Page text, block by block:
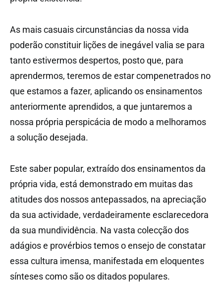
As mais casuais circunstâncias da nossa vida
poderão constituir lições de inegável valia se para
tanto estivermos despertos, posto que, para
aprendermos, teremos de estar compenetrados no
que estamos a fazer, aplicando os ensinamentos
anteriormente aprendidos, a que juntaremos a
nossa própria perspicácia de modo a melhoramos
a solução desejada.
Este saber popular, extraído dos ensinamentos da
própria vida, está demonstrado em muitas das
atitudes dos nossos antepassados, na apreciação
da sua actividade, verdadeiramente esclarecedora
da sua mundividência. Na vasta colecção dos
adágios e provérbios temos o ensejo de constatar
essa cultura imensa, manifestada em eloquentes
sínteses como são os ditados populares.